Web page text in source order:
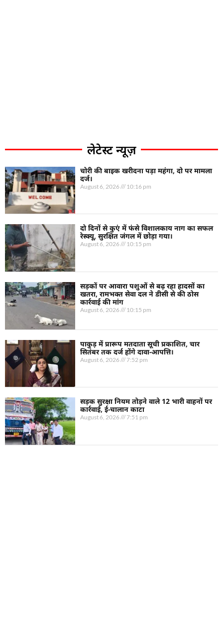
लेटेस्ट न्यूज़
चोरी की बाइक खरीदना पड़ा महंगा, दो पर मामला
दर्ज।
August 6, 2026 10:16 pm
दो दिनों से कुएं में फंसे विशालकाय नाग का सफल
रेस्क्यू, सुरक्षित जंगल में छोड़ा गया।
August 6, 2026 10:15 pm
सड़कों पर आवारा पशुओं से बढ़ रहा हादसों का
खतरा, रामभक्त सेवा दल ने डीसी से की ठोस
कार्रवाई की मांग
August 6, 2026 10:15 pm
पाकुड़ में प्रारूप मतदाता सूची प्रकाशित, चार
सितंबर तक दर्ज होंगे दावा-आपत्ति।
August 6, 2026 7:52 pm
सड़क सुरक्षा नियम तोड़ने वाले 12 भारी वाहनों पर
कार्रवाई, ई-चालान काटा
August 6, 2026 7:51 pm